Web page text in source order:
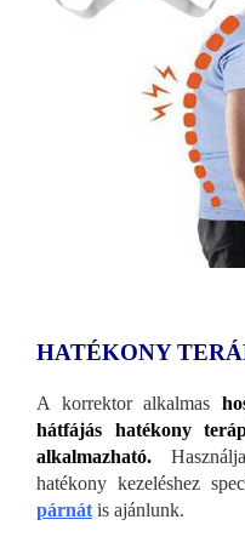
HATÉKONY
A korrektor alkalmas
hátfájás hatékony
alkalmazható.
hatékony kezeléshez
párnát is ajánlunk.